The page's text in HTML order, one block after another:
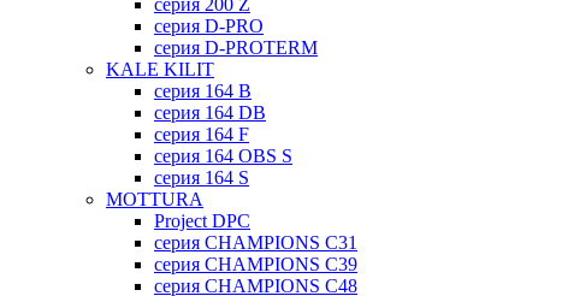
серия D-PRO
серия D-PROTERM
KALE KILIT
серия 164 B
серия 164 DB
серия 164 F
серия 164 OBS S
серия 164 S
MOTTURA
Project DPC
серия CHAMPIONS C31
серия CHAMPIONS C39
серия CHAMPIONS C48